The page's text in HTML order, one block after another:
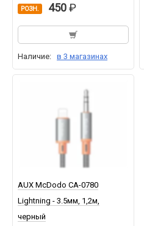
РОЗН. 450
Наличие: в 3 магазинах
AUX McDodo CA-0780
Lightning - 3.5мм, 1,2м,
черный